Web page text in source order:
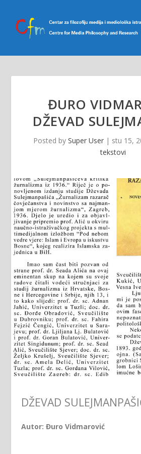
ĐURO
DŽEVAD
Posted by Super User | stu 15,
tekstovi
DŽEVAD
Autor: Đuro Vidmarović